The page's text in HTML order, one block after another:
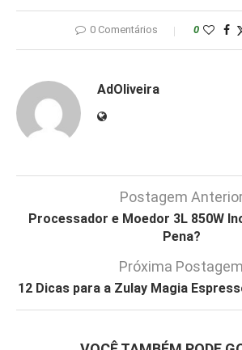
0 Comentários 0
AdOliveira
Postagem
Processador e Moedor 3L 850W
Pena?
Próxima Postagem
12 Dicas para a Zulay Magia